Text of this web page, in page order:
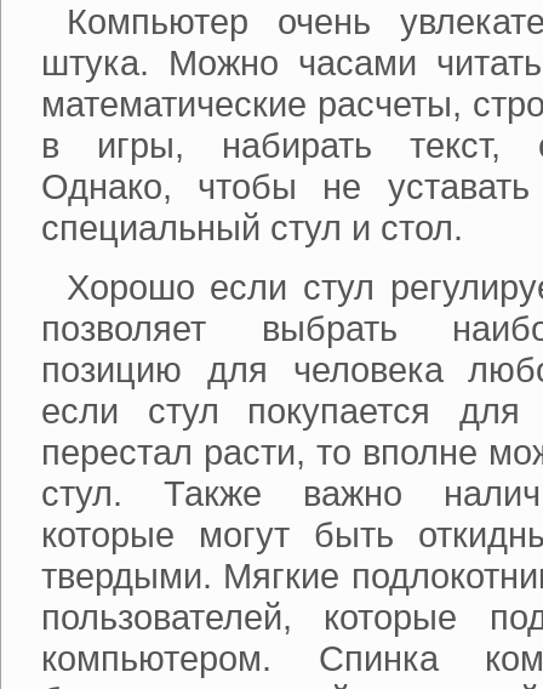
Компьютер очень
штука. Можно часами
математические расчеты,
в игры, набирать текст,
Однако, чтобы не
специальный стул и стол.
Хорошо если стул
позволяет выбрать
позицию для человека
если стул покупается для
перестал расти, то вполне
стул. Также важно
которые могут быть
твердыми. Мягкие
пользователей, которые
компьютером. Спинка